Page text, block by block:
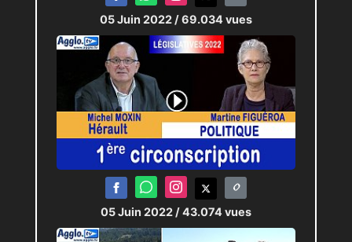
05 Juin 2022 / 69.034 vues
05 Juin 2022 / 43.074 vues